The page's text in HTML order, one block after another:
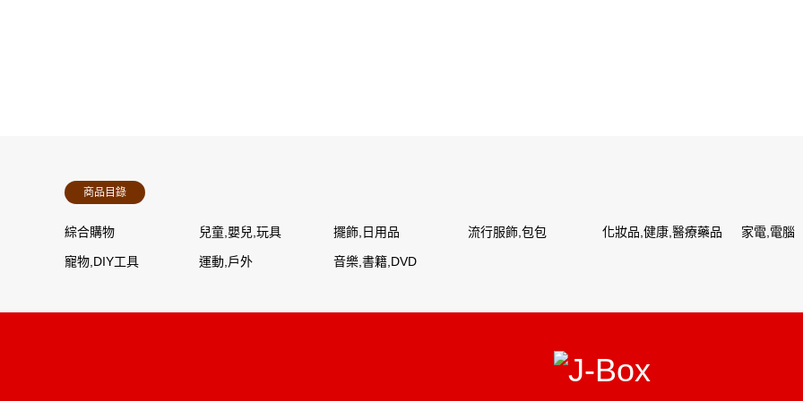
商品目錄
綜合購物 兒童,嬰兒,玩具 擺飾,日用品 流行服飾,包包 化妝品,健康,醫療藥品 家電,電腦
寵物,DIY工具 運動,戶外 音樂,書籍,DVD